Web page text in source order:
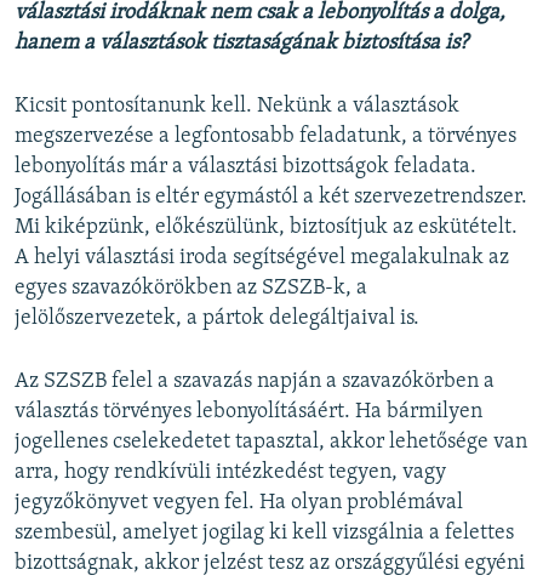
választási irodáknak nem csak a lebonyolítás a dolga,
hanem a választások tisztaságának biztosítása is?
Kicsit pontosítanunk kell. Nekünk a választások
megszervezése a legfontosabb feladatunk, a törvényes
lebonyolítás már a választási bizottságok feladata.
Jogállásában is eltér egymástól a két szervezetrendszer.
Mi kiképzünk, előkészülünk, biztosítjuk az eskütételt.
A helyi választási iroda segítségével megalakulnak az
egyes szavazókörökben az SZSZB-k, a
jelölőszervezetek, a pártok delegáltjaival is.
Az SZSZB felel a szavazás napján a szavazókörben a
választás törvényes lebonyolításáért. Ha bármilyen
jogellenes cselekedetet tapasztal, akkor lehetősége van
arra, hogy rendkívüli intézkedést tegyen, vagy
jegyzőkönyvet vegyen fel. Ha olyan problémával
szembesül, amelyet jogilag ki kell vizsgálnia a felettes
bizottságnak, akkor jelzést tesz az országgyűlési egyéni